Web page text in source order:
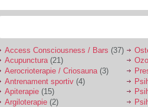
sa se manifeste o
Ma aflu aici pentru ca
vreau sa stiu daca am
nevoie de un psiholog
sau psihiatru.
Access Consciousness / Bars (37)
Acupunctura(21)
Aerocrioterapie / Criosauna (3)
Antrenament sportiv (4)
Apiterapie (15)
Argiloterapie (2)